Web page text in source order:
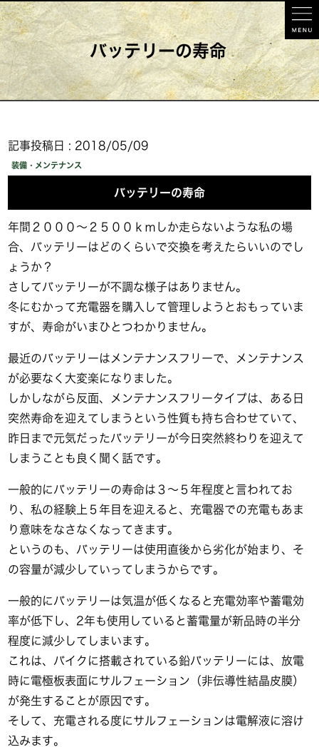
バッテリーの寿命
記事投稿日 : 2018/05/09
装備・メンテナンス
バッテリーの寿命
年間２０００～２５００ｋｍしか走らないような私の場
合、バッテリーはどのくらいで交換を考えたらいいのでし
ょうか？
さしてバッテリーが不調な様子はありません。
冬にむかって充電器を購入して管理しようとおもっていま
すが、寿命がいまひとつわかりません。
最近のバッテリーはメンテナンスフリーで、メンテナンス
が必要なく大変楽になりました。
しかしながら反面、メンテナンスフリータイプは、ある日
突然寿命を迎えてしまうという性質も持ち合わせていて、
昨日まで元気だったバッテリーが今日突然終わりを迎えて
しまうことも良く聞く話です。
一般的にバッテリーの寿命は３～５年程度と言われてお
り、私の経験上５年目を迎えると、充電器での充電もあま
り意味をなさなくなってきます。
というのも、バッテリーは使用直後から劣化が始まり、そ
の容量が減少していってしまうからです。
一般的にバッテリーは気温が低くなると充電効率や蓄電効
率が低下し、2年も使用していると蓄電量が新品時の半分
程度に減少してしまいます。
これは、バイクに搭載されている鉛バッテリーには、放電
時に電極板表面にサルフェーション（非伝導性結晶皮膜）
が発生することが原因です。
そして、充電される度にサルフェーションは電解液に溶け
込みます。